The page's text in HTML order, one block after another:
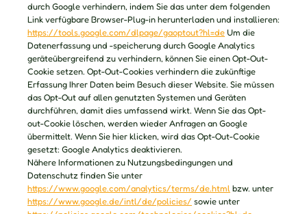
durch Google verhindern, indem Sie das unter dem folgenden
Link verfügbare Browser-Plug-in herunterladen und installieren:
https://tools.google.com/dlpage/gaoptout?hl=de Um die
Datenerfassung und -speicherung durch Google Analytics
geräteübergreifend zu verhindern, können Sie einen Opt-Out-
Cookie setzen. Opt-Out-Cookies verhindern die zukünftige
Erfassung Ihrer Daten beim Besuch dieser Website. Sie müssen
das Opt-Out auf allen genutzten Systemen und Geräten
durchführen, damit dies umfassend wirkt. Wenn Sie das Opt-
out-Cookie löschen, werden wieder Anfragen an Google
übermittelt. Wenn Sie hier klicken, wird das Opt-Out-Cookie
gesetzt: Google Analytics deaktivieren.
Nähere Informationen zu Nutzungsbedingungen und
Datenschutz finden Sie unter
https://www.google.com/analytics/terms/de.html bzw. unter
https://www.google.de/intl/de/policies/ sowie unter